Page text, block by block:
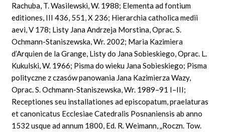
Rachuba, T. Wasilewski, W. 1988; Elementa ad fontium
editiones, III 436, 551, X 236; Hierarchia catholica medii
aevi, V 178; Listy Jana Andrzeja Morstina, Oprac. S.
Ochmann-Staniszewska, Wr. 2002; Maria Kazimiera
d’Arquien de la Grange, Listy do Jana Sobieskiego, Oprac. L.
Kukulski, W. 1966; Pisma do wieku Jana Sobieskiego; Pisma
polityczne z czasów panowania Jana Kazimierza Wazy,
Oprac. S. Ochmann-Staniszewska, Wr. 1989–91 I–III;
Receptiones seu installationes ad episcopatum, praelaturas
et canonicatus Ecclesiae Catedralis Posnaniensis ab anno
1532 usque ad annum 1800, Ed. R. Weimann, „Roczn. Tow.